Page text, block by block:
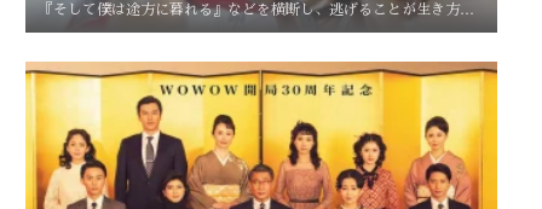
『そして僕は途方に暮れる』などを横断し、逃げることが生き方や